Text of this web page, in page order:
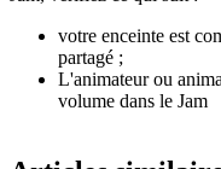
votre enceinte est
partagé ;
L'animateur ou
volume dans le Jam